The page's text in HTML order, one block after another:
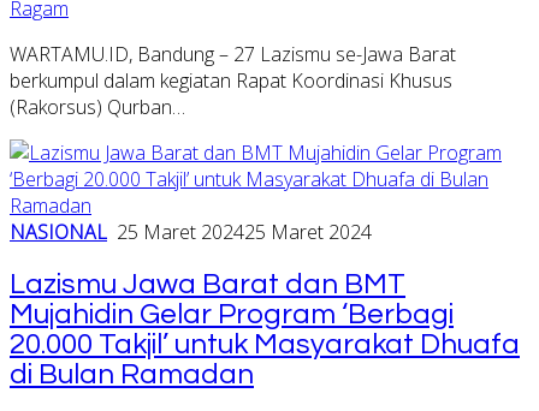
Ragam
WARTAMU.ID, Bandung – 27 Lazismu se-Jawa Barat
berkumpul dalam kegiatan Rapat Koordinasi Khusus
(Rakorsus) Qurban…
NASIONAL 25 Maret 202425 Maret 2024
Lazismu Jawa Barat dan BMT
Mujahidin Gelar Program ‘Berbagi
20.000 Takjil’ untuk Masyarakat Dhuafa
di Bulan Ramadan